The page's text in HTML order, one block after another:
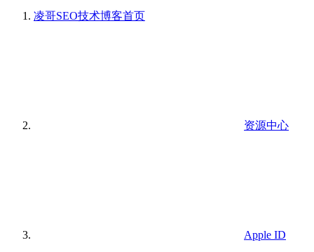
凌哥SEO技术博客首页
资源中心
Apple ID